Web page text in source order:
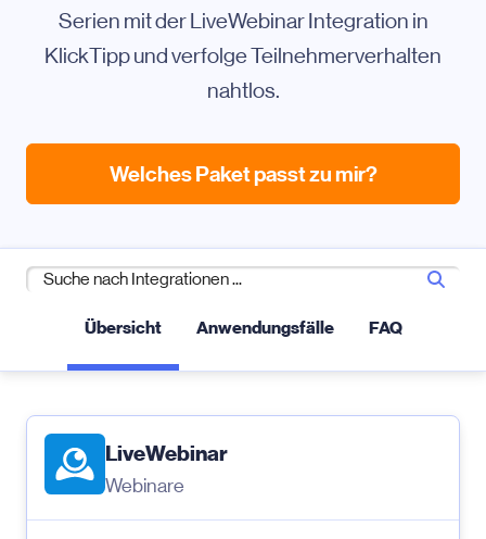
Serien mit der LiveWebinar Integration in
KlickTipp und verfolge Teilnehmerverhalten
nahtlos.
Welches Paket passt zu mir?
Übersicht Anwendungsfälle FAQ
LiveWebinar
Webinare